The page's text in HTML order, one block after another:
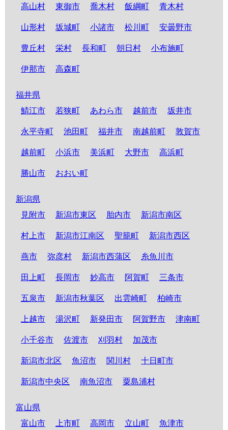
高山村 東御市 喬木村 飯綱町 青木村
山形村 坂城町 小諸市 松川町 安曇野市
豊丘村 栄村 長和町 朝日村 小布施町
伊那市 高森町
福井県
鯖江市
若狭町 あわら市 越前市 坂井市
永平寺町 池田町 福井市 南越前町 敦賀市
越前町 小浜市 美浜町 大野市 高浜町
勝山市 おおい町
新潟県
見附市
新潟市東区 胎内市 新潟市南区
村上市 新潟市江南区 聖籠町 新潟市西区
燕市 弥彦村 新潟市西蒲区 糸魚川市
田上町 長岡市 妙高市 阿賀町 三条市
五泉市 新潟市秋葉区 出雲崎町 柏崎市
上越市 湯沢町 新発田市 阿賀野市 津南町
小千谷市 佐渡市 刈羽村 加茂市
新潟市北区 魚沼市 関川村 十日町市
新潟市中央区 南魚沼市 粟島浦村
富山県
富山市
上市町 高岡市 立山町 魚津市